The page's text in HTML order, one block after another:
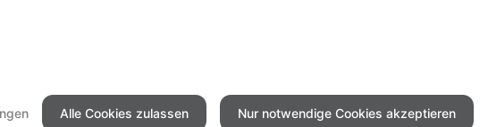
Alle Cookies zulassen Nur notwendige Cookies akzeptieren